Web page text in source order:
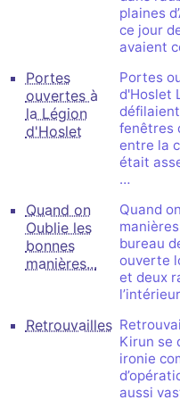
plaines
ce jour
avaient
Portes
ouvertes à
la Légion
d'Hoslet
Portes
d'Hoslet
fenêtres
entre la
était
…
Quand on
Oublie les
bonnes
manières...
Quand
bureau
ouverte
et deux
Retrouvailles
Kirun se
ironie
aussi